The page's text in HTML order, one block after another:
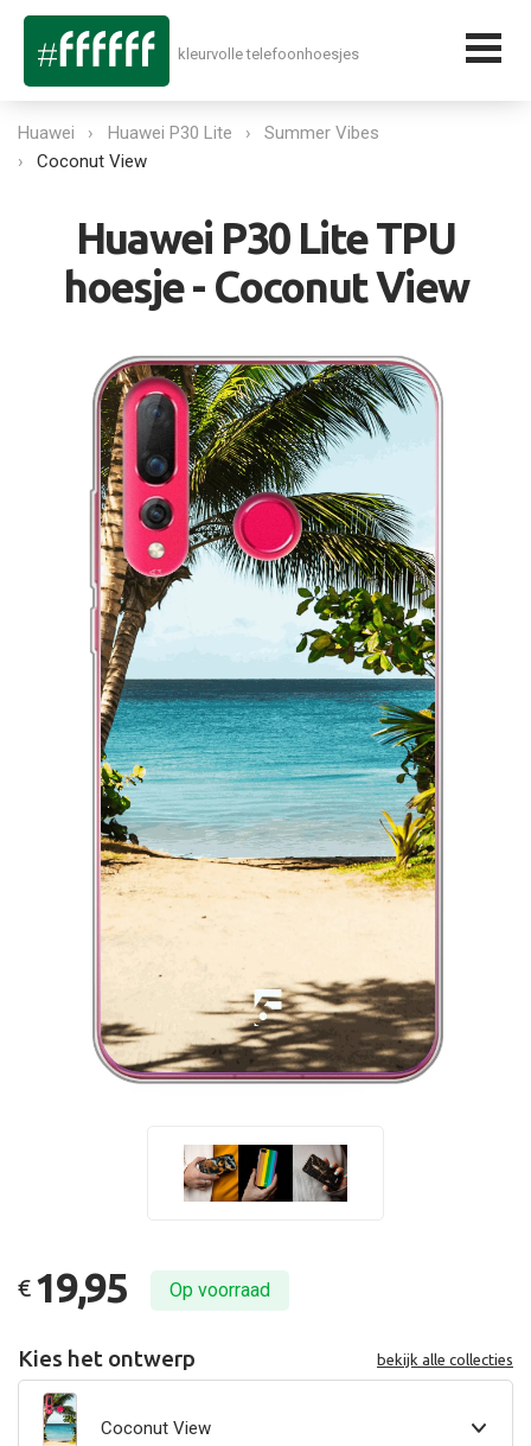
kleurvolle telefoonhoesjes
Huawei Huawei P30 Lite
Summer Vibes
Coconut View
Huawei P30 Lite TPU
hoesje - Coconut View
€ 19,95 Op voorraad
Kies het ontwerp bekijk alle collecties
Coconut View